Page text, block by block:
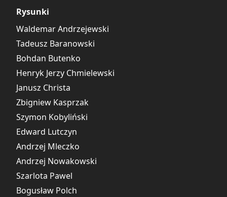
Rysunki
Waldemar Andrzejewski
Tadeusz Baranowski
Bohdan Butenko
Henryk Jerzy Chmielewski
Janusz Christa
Zbigniew Kasprzak
Szymon Kobyliński
Edward Lutczyn
Andrzej Mleczko
Andrzej Nowakowski
Szarlota Pawel
Bogusław Polch